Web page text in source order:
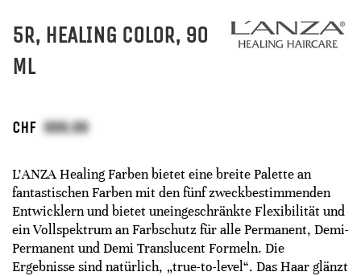
5R, HEALING COLOR, 90
ML
CHF
L'ANZA Healing Farben bietet eine breite Palette an
fantastischen Farben mit den fünf zweckbestimmenden
Entwicklern und bietet uneingeschränkte Flexibilität und
ein Vollspektrum an Farbschutz für alle Permanent, Demi-
Permanent und Demi Translucent Formeln. Die
Ergebnisse sind natürlich, „true-to-level“. Das Haar glänzt